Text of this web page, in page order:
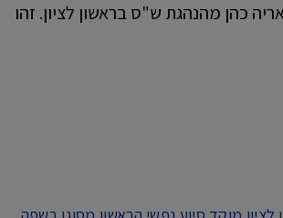
כהן מהנהגת ש"ס בראשון לציון. זהו